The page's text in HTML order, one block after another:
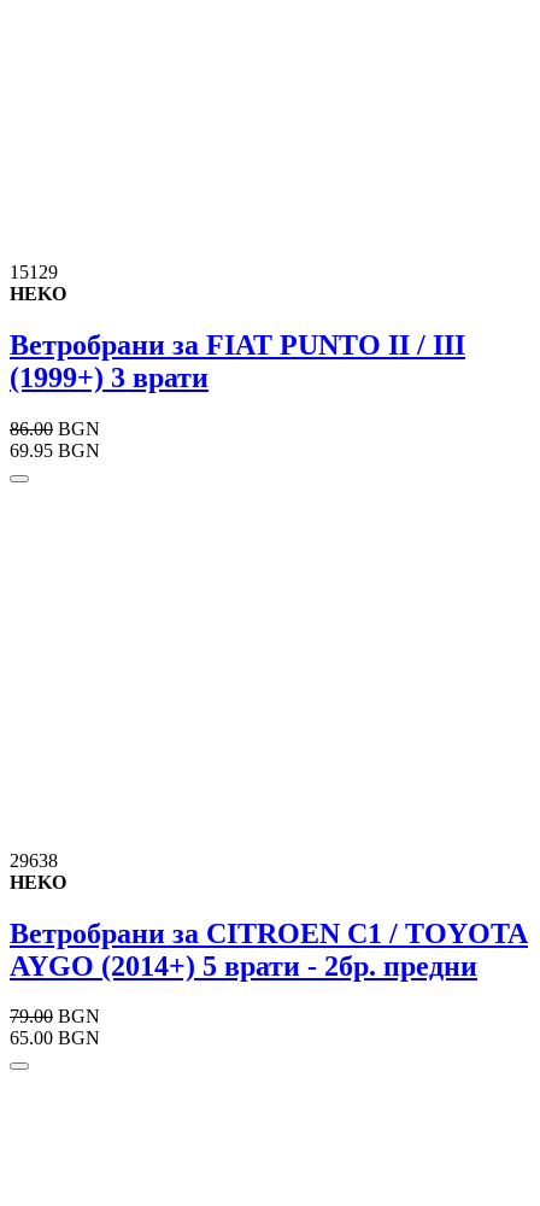
15129
HEKO
Ветробрани за FIAT PUNTO II / III
(1999+) 3 врати
86.00 BGN
69.95 BGN
29638
HEKO
Ветробрани за CITROEN C1 / TOYOTA
AYGO (2014+) 5 врати - 2бр. предни
79.00 BGN
65.00 BGN